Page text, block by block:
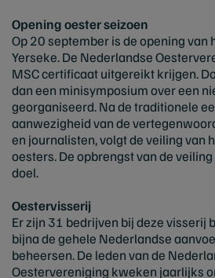
Opening oester seizoen
Op 20 september is de opening van
Yerseke. De Nederlandse
MSC certificaat uitgereikt krijgen.
dan een minisymposium over een
georganiseerd. Na de traditionele
aanwezigheid van de
en journalisten, volgt de veiling van
oesters. De opbrengst van de
doel.
Oestervisserij
Er zijn 31 bedrijven bij deze visserij
bijna de gehele Nederlandse
beheersen. De leden van de
Oestervereniging kweken jaarlijks